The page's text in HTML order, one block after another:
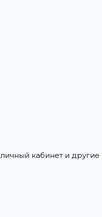
кабинет и